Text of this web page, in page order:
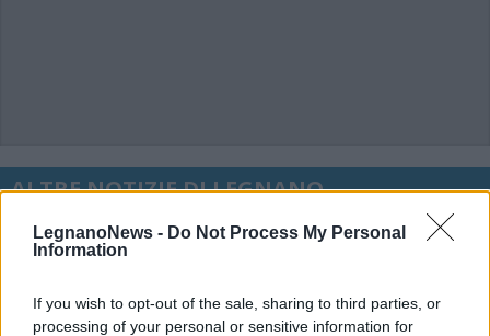
LegnanoNews - Do Not Process My Personal
Information
If you wish to opt-out of the sale, sharing to third parties, or
processing of your personal or sensitive information for
ALTRE NOTIZIE DI LEGNANO